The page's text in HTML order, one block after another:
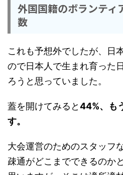
外国国籍のボランティ
数
これも予想外でしたが、日
ので日本人で生まれ育った
ろうと思っていました。
蓋を開けてみると44%、も
す。
大会運営のためのスタッフ
疎通がどこまでできるのか